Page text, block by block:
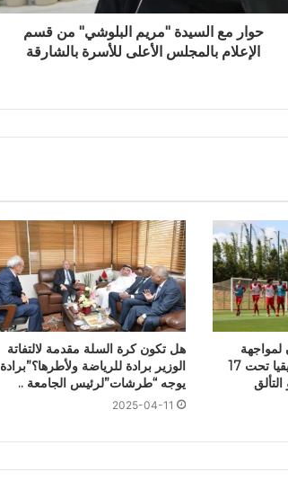
حوار مع السيدة "مريم البلوشي" من قسم
الإعلام بالمجلس الأعلى للأسرة بالشارقة
إثيوبيا في كأس أمم إفريقيا تحت 17
هل تكون كرة السلة مقدمة لالتفاتة
الوزير برادة للرياضة ولأطرها؟”برادة
يوجه “طرشات”لرئيس الجامعة ..
2025-04-11